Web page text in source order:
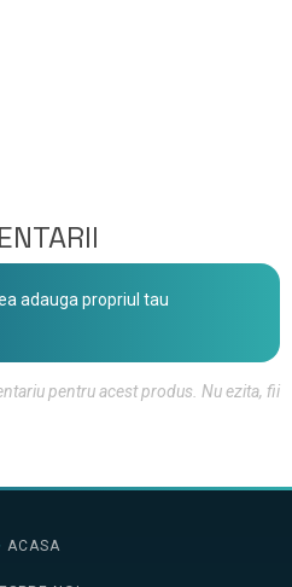
adauga propriul tau
pentru acest produs. Nu ezita, fii
ACASA